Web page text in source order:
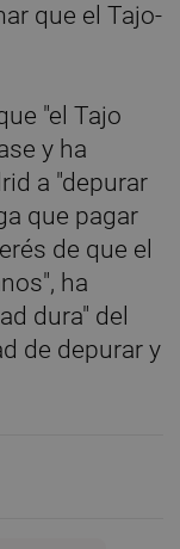
que el Tajo-
"el Tajo
y ha
a "depurar
que pagar
de que el
ha
dura" del
de depurar y